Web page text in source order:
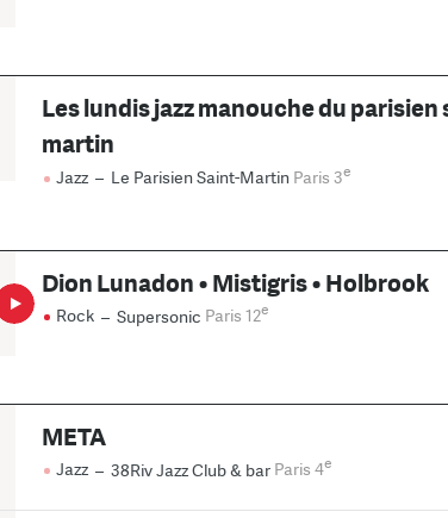
Les lundis jazz manouche du parisien
martin
Jazz – Le Parisien Saint-Martin Paris 3e
Dion Lunadon • Mistigris • Holbrook
Rock – Supersonic Paris 12e
META
Jazz – 38Riv Jazz Club & bar Paris 4e